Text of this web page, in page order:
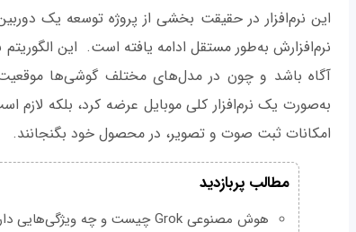
نرم‌افزارش به‌طور مستقل ادامه یافته است. این
آگاه باشد و چون در مدل‌های مختلف گوشی‌ها موقعیت
به‌صورت یک نرم‌افزار کلی موبایل عرضه کرد، بلکه لازم
امکانات ثبت صوت و تصویر، در محصول خود بگنجانند.
مطالب پربازدید
هوش مصنوعی Grok چیست و چه ویژگی‌هایی دارد؟